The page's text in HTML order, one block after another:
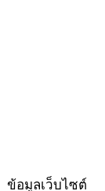
ข้อมูลเว็บไซต์